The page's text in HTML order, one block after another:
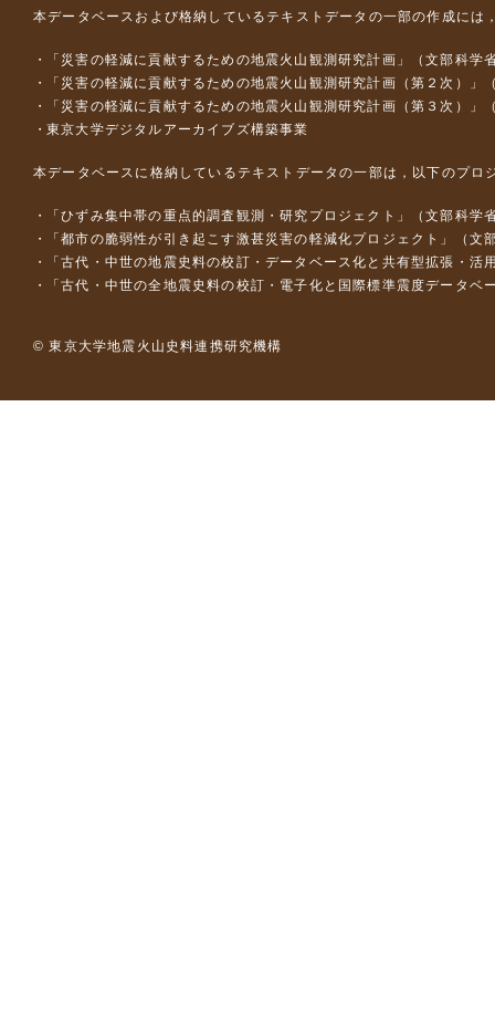
本データベースおよび格納しているテキストデータの一部の作成には
「災害の軽減に貢献するための地震火山観測研究計画」（文部科学
「災害の軽減に貢献するための地震火山観測研究計画（第２次）」
「災害の軽減に貢献するための地震火山観測研究計画（第３次）」
東京大学デジタルアーカイブズ構築事業
本データベースに格納しているテキストデータの一部は，以下のプロ
「ひずみ集中帯の重点的調査観測・研究プロジェクト」（文部科
「都市の脆弱性が引き起こす激甚災害の軽減化プロジェクト」（
「古代・中世の地震史料の校訂・データベース化と共有型拡張・
「古代・中世の全地震史料の校訂・電子化と国際標準震度データ
© 東京大学地震火山史料連携研究機構